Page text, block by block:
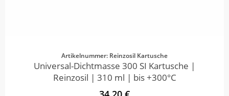
Artikelnummer: Reinzosil Kartusche
Universal-Dichtmasse 300 SI Kartusche |
Reinzosil | 310 ml | bis +300°C